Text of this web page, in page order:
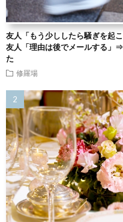
友人「もう少ししたら騒ぎを起
友人「理由は後でメールする
た
修羅場